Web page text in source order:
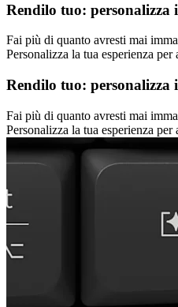
Rendilo tuo: personalizza
Fai più di quanto avresti mai
Personalizza la tua esperienza
Rendilo tuo: personalizza
Fai più di quanto avresti mai
Personalizza la tua esperienza